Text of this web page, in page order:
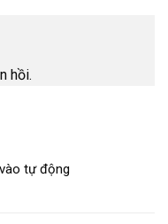
hồi.
tự động